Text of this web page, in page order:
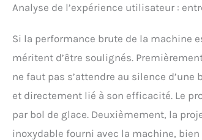
Analyse de l’expérience utilisateur :
Si la performance brute de la machine
méritent d’être soulignés.
ne faut pas s’attendre au silence
et directement lié à son efficacité. Le
par bol de glace. Deuxièmement, la
inoxydable fourni avec la machine, bien